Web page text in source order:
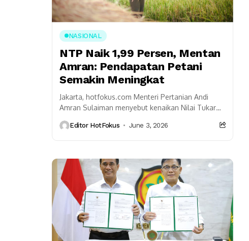
NASIONAL
NTP Naik 1,99 Persen, Mentan
Amran: Pendapatan Petani
Semakin Meningkat
Jakarta, hotfokus.com Menteri Pertanian Andi
Amran Sulaiman menyebut kenaikan Nilai Tukar
bagi kesejahteraan petani Indonesia....
Editor HotFokus June 3, 2026